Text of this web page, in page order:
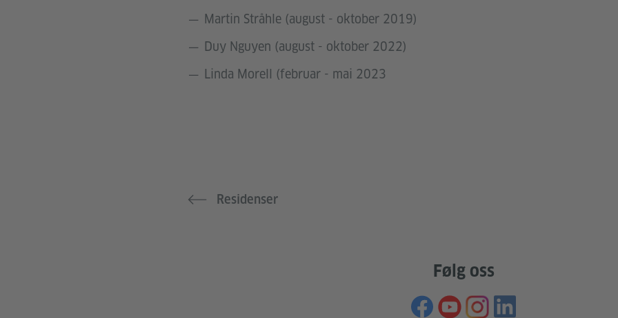
Martin Stråhle (august - oktober 2019)
Duy Nguyen (august - oktober 2022)
Linda Morell (februar - mai 2023
Residenser
Følg oss